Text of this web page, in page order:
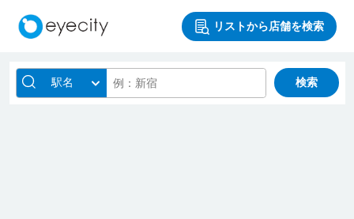
リストから店舗を検索
駅名 検索